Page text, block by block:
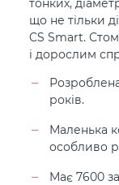
що не тільки
CS Smart.
і дорослим
років.
Маленька
особливо
Має 7600